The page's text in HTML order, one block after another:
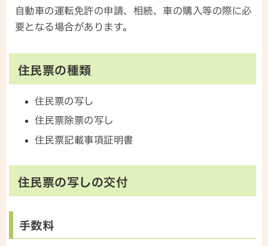
自動車の運転免許の申請、相続、車の購入等の際に必
要となる場合があります。
住民票の種類
住民票の写し
住民票除票の写し
住民票記載事項証明書
住民票の写しの交付
手数料